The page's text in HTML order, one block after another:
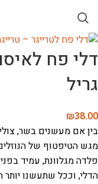
דלי פח
גריל
₪38.00
בין אם מעשנים בשר,
מגש הטיפטוף של
פלדה מגלוונת, עמיד
הדלי, וככל שתעשנו יותר